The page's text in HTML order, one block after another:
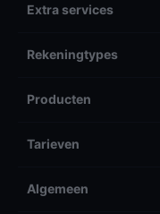
Extra services
Rekeningtypes
Producten
Tarieven
Algemeen